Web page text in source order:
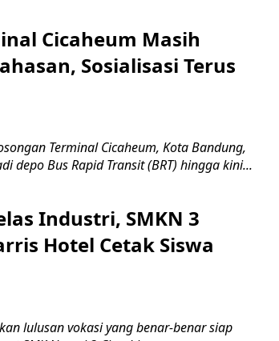
Cicaheum Masih
Sosialisasi Terus
Terminal Cicaheum, Kota Bandung,
depo Bus Rapid Transit (BRT) hingga kini...
Industri, SMKN 3
Hotel Cetak Siswa
lulusan vokasi yang benar-benar siap